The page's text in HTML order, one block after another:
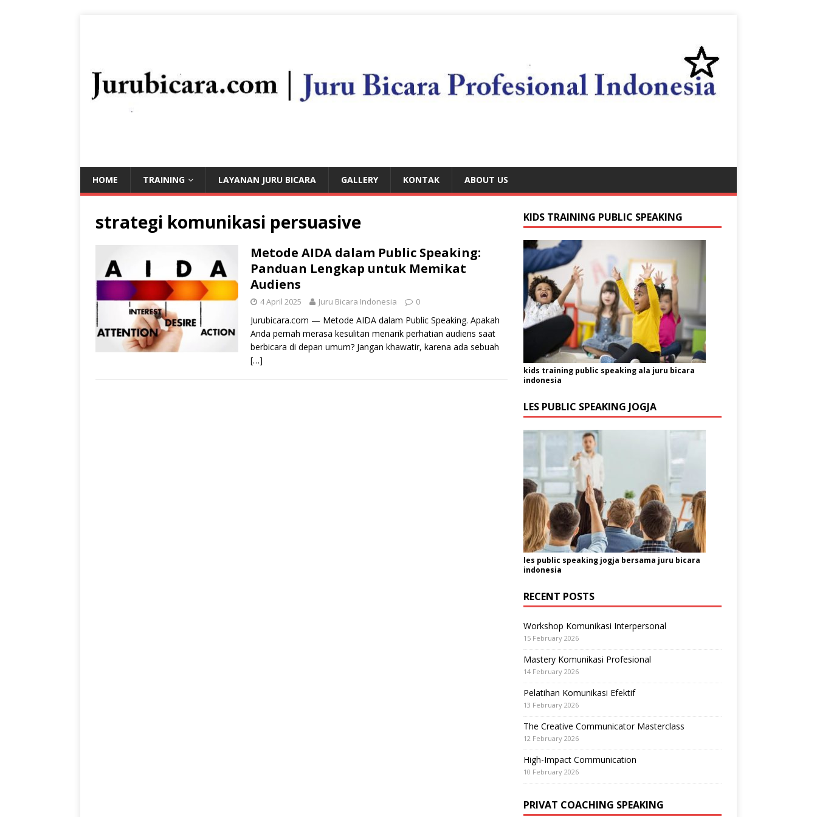
HOME TRAINING LAYANAN JURU BICARA GALLERY KONTAK ABOUT US
strategi komunikasi persuasive
Metode AIDA dalam Public Speaking:
Panduan Lengkap untuk Memikat
Audiens
4 April 2025 Juru Bicara Indonesia 0
Jurubicara.com — Metode AIDA dalam Public Speaking. Apakah
Anda pernah merasa kesulitan menarik perhatian audiens saat
berbicara di depan umum? Jangan khawatir, karena ada sebuah
[…]
KIDS TRAINING PUBLIC SPEAKING
kids training public speaking ala juru bicara
indonesia
LES PUBLIC SPEAKING JOGJA
les public speaking jogja bersama juru bicara
indonesia
RECENT POSTS
Workshop Komunikasi Interpersonal
15 February 2026
Mastery Komunikasi Profesional
14 February 2026
Pelatihan Komunikasi Efektif
13 February 2026
The Creative Communicator Masterclass
12 February 2026
High-Impact Communication
10 February 2026
PRIVAT COACHING SPEAKING